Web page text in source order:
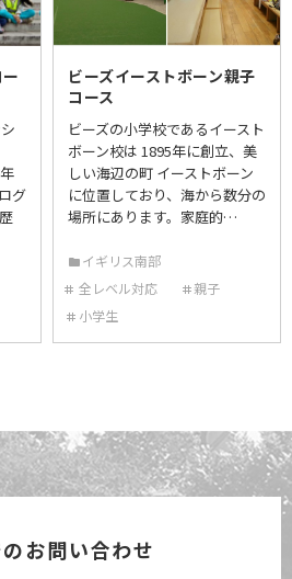
グ
ビーズイーストボーン親子
コース
ビーズの小学校であるイースト
ボーン校は 1895年に創立、美
しい海辺の町 イーストボーン
に位置しており、海から数分の
場所にあります。家庭的…
イギリス南部
全レベル対応
親子
小学生
お問い合わせ